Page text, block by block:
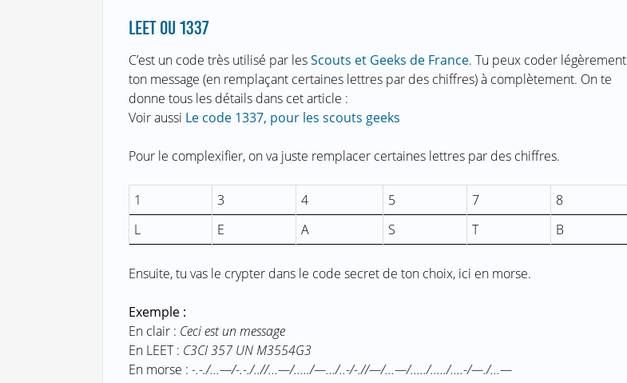
LEET OU 1337
C’est un code très utilisé par lesScouts et Geeks de France. Tu peux coder légèrement
ton message (en remplaçant certaines lettres par des chiffres) à complètement. On te
donne tous les détails dans cet article :
Voir aussi Le code 1337, pour les scouts geeks
Pour le complexifier, on va juste remplacer certaines lettres par des chiffres.
1 3 4 5 7
8
L
E A S T B
Ensuite, tu vas le crypter dans le code secret de ton choix, ici en morse.
Exemple :
En clair : Ceci est un message
En LEET : C3CI 357 UN M3554G3
En morse : -.-./...—/-.-./..//...—/...../—.../..-/-.//—/...—/...../...../....-/—./...—